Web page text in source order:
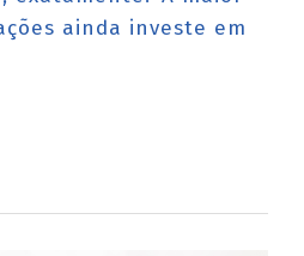
ainda investe em